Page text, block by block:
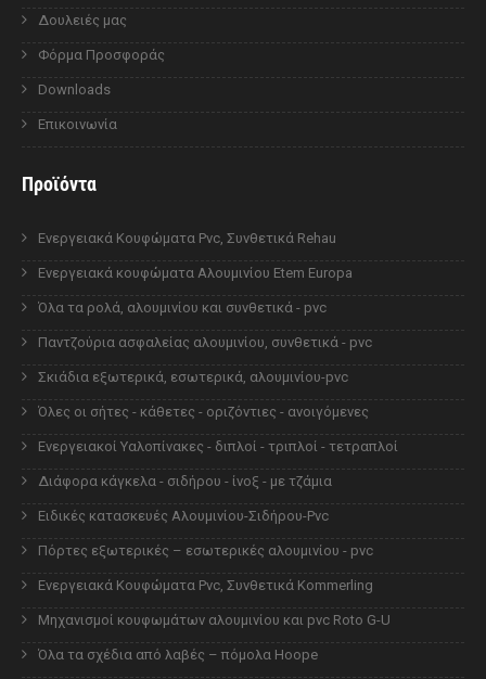
Δουλειές μας
Φόρμα Προσφοράς
Downloads
Επικοινωνία
Προϊόντα
Ενεργειακά Κουφώματα Pvc, Συνθετικά Rehau
Ενεργειακά κουφώματα Αλουμινίου Etem Europa
Όλα τα ρολά, αλουμινίου και συνθετικά - pvc
Παντζούρια ασφαλείας αλουμινίου, συνθετικά - pvc
Σκιάδια εξωτερικά, εσωτερικά, αλουμινίου-pvc
Όλες οι σήτες - κάθετες - οριζόντιες - ανοιγόμενες
Ενεργειακοί Υαλοπίνακες - διπλοί - τριπλοί - τετραπλοί
Διάφορα κάγκελα - σιδήρου - ίνοξ - με τζάμια
Ειδικές κατασκευές Αλουμινίου-Σιδήρου-Pvc
Πόρτες εξωτερικές – εσωτερικές αλουμινίου - pvc
Ενεργειακά Κουφώματα Pvc, Συνθετικά Kommerling
Μηχανισμοί κουφωμάτων αλουμινίου και pvc Roto G-U
Όλα τα σχέδια από λαβές – πόμολα Hoope